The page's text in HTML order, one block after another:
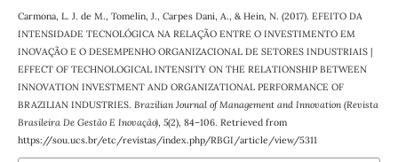
Carmona, L. J. de M., Tomelin, J., Carpes Dani, A., & Hein, N. (2017). EFEITO DA
INTENSIDADE TECNOLÓGICA NA RELAÇÃO ENTRE O INVESTIMENTO EM
INOVAÇÃO E O DESEMPENHO ORGANIZACIONAL DE SETORES INDUSTRIAIS |
EFFECT OF TECHNOLOGICAL INTENSITY ON THE RELATIONSHIP BETWEEN
INNOVATION INVESTMENT AND ORGANIZATIONAL PERFORMANCE OF
BRAZILIAN INDUSTRIES. Brazilian Journal of Management and Innovation (Revista
Brasileira De Gestão E Inovação), 5(2), 84–106. Retrieved from
https://sou.ucs.br/etc/revistas/index.php/RBGI/article/view/5311